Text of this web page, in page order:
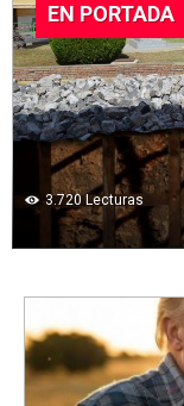
EN PORTADA
3.720Lecturas